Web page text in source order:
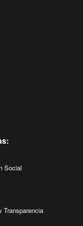
Social
Transparencia